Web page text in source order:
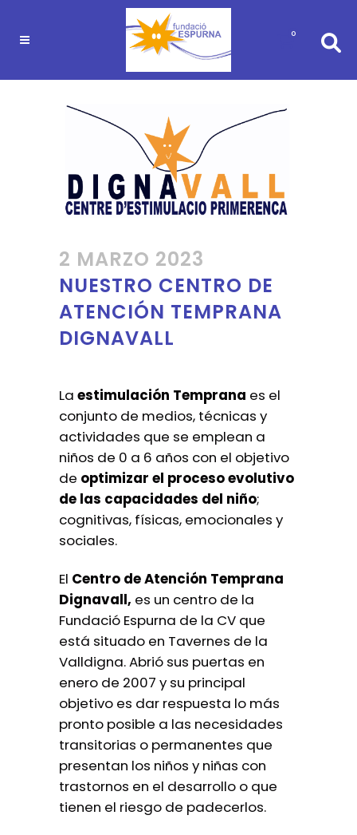
0
2 MARZO 2023
NUESTRO CENTRO DE
ATENCIÓN TEMPRANA
DIGNAVALL
La estimulación Temprana es el
conjunto de medios, técnicas y
actividades que se emplean a
niños de 0 a 6 años con el objetivo
de optimizar el proceso evolutivo
de las capacidades del niño;
cognitivas, físicas, emocionales y
sociales.
El Centro de Atención Temprana
Dignavall, es un centro de la
Fundació Espurna de la CV que
está situado en Tavernes de la
Valldigna. Abrió sus puertas en
enero de 2007 y su principal
objetivo es dar respuesta lo más
pronto posible a las necesidades
transitorias o permanentes que
presentan los niños y niñas con
trastornos en el desarrollo o que
tienen el riesgo de padecerlos.